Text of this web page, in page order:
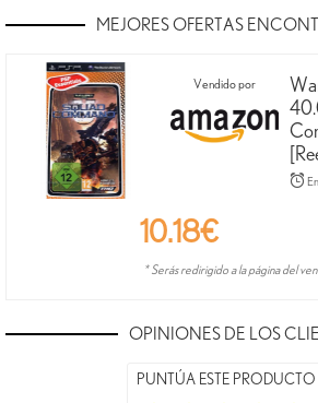
MEJORES OFERTAS
Vendido por
10.18€
* Serás redirigido a la página del
OPINIONES DE LOS
PUNTÚA ESTE PRODUCTO